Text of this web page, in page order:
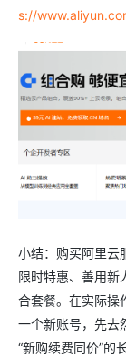
s://
小结：购买阿里云
限时特惠、善用新
合套餐。在实际操
一个新账号，先去
“新购续费同价”的